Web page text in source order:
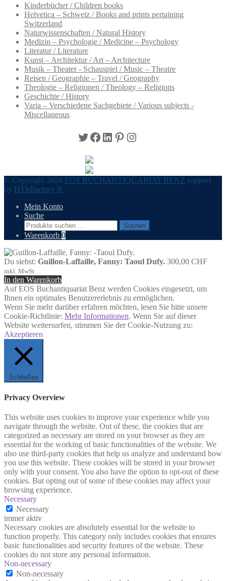
Kinderbücher / Children books
Helvetica – Schweiz / Books and prints pertaining
Switzerland
Naturwissenschaften / Natural History
Medizin – Psychologie / Medicine – Psychology
Literatur / Literature
Kunst – Architektur / Art – Architecture
Musik – Theater - Schauspiel / Music – Theatre
Reisen / Geographie – Travel / Geography
Theologie – Religionen / Theology – Religions
Geschichte / History
Varia – Verschiedene Sachgebiete / Various subjects -
Miscellaneous
Twitter
Facebook
LinkedIn
Pinterest
Instagram
© Copyright 2026 EOS BUCHANTIQUARIAT BENZ support
by HTMfactory ®
Mein Konto
Suche
Suchen
nach:
Suchen
Warenkorb 0
Du siehst: Guillon-Laffaille, Fanny: Taoul Dufy. 300,00 CHF
inkl. MwSt.
In den Warenkorb
Auf EOS Buchantiquariat Benz werden Cookies eingesetzt, um
Ihnen ein optimales Benutzererlebnis zu ermöglichen.
Wenn Sie mehr darüber erfahren möchten, lesen Sie bitte unsere
Cookie-Richtlinie: Mehr Informationen. Wenn Sie auf dieser
Website weitersurfen, stimmen Sie der Cookie-Nutzung zu:
Akzeptieren
Schließen
Privacy Overview
This website uses cookies to improve your experience while you
navigate through the website. Out of these, the cookies that are
categorized as necessary are stored on your browser as they are
essential for the working of basic functionalities of the website. We
also use third-party cookies that help us analyze and understand how
you use this website. These cookies will be stored in your browser
only with your consent. You also have the option to opt-out of these
cookies. But opting out of some of these cookies may affect your
browsing experience.
Necessary
Necessary
immer aktiv
Necessary cookies are absolutely essential for the website to
function properly. This category only includes cookies that ensures
basic functionalities and security features of the website. These
cookies do not store any personal information.
Non-necessary
Non-necessary